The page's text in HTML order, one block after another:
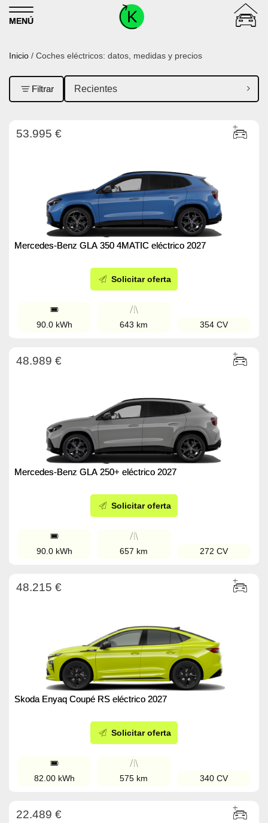
Skip to content
MENÚ
Inicio / Coches eléctricos: datos, medidas y precios
Filtrar
53.995 €
Mercedes-Benz GLA 350 4MATIC eléctrico 2027
Solicitar oferta
90.0 kWh 643 km 354 CV
48.989 €
Mercedes-Benz GLA 250+ eléctrico 2027
Solicitar oferta
90.0 kWh 657 km 272 CV
48.215 €
Skoda Enyaq Coupé RS eléctrico 2027
Solicitar oferta
82.00 kWh 575 km 340 CV
22.489 €